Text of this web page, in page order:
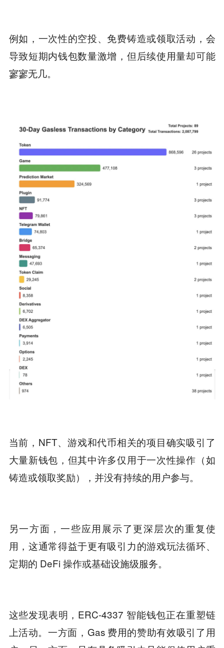
例如，一次性的空投、免费铸造或领取活动，会
导致短期内钱包数量激增，但后续使用量却可能
寥寥无几。
当前，NFT、游戏和代币相关的项目确实吸引了
大量新钱包，但其中许多仅用于一次性操作（如
铸造或领取奖励），并没有持续的用户参与。
另一方面，一些应用展示了更深层次的重复使
用，这通常得益于更有吸引力的游戏玩法循环、
定期的 DeFi 操作或基础设施级服务。
这些发现表明，ERC-4337 智能钱包正在重塑链
上活动。一方面，Gas 费用的赞助有效吸引了用